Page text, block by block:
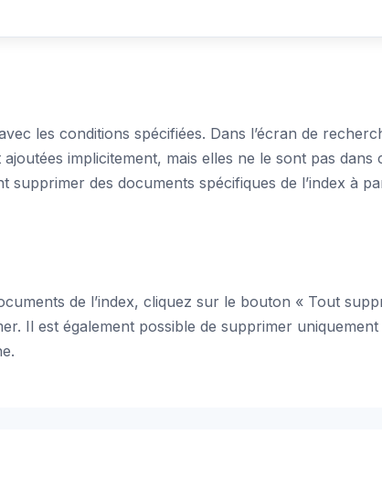
les conditions spécifiées. Dans l’écran de
implicitement, mais elles ne le sont pas dans
supprimer des documents spécifiques de l’index à
de l’index, cliquez sur le bouton « Tout
Il est également possible de supprimer